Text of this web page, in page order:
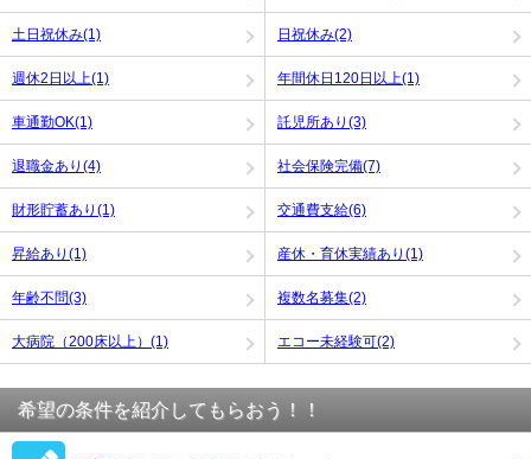
土日祝休み(1) 日祝休み(2)
週休2日以上(1) 年間休日120日以上(1)
車通勤OK(1) 託児所あり(3)
退職金あり(4) 社会保険完備(7)
財形貯蓄あり(1) 交通費支給(6)
昇給あり(1) 産休・育休実績あり(1)
年齢不問(3) 複数名募集(2)
大病院（200床以上）(1) エコー未経験可(2)
希望の条件を紹介してもらおう！！